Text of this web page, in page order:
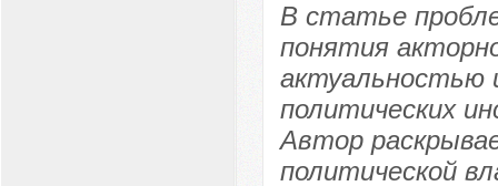
В статье
понятия
актуальностью
политических
Автор
политической